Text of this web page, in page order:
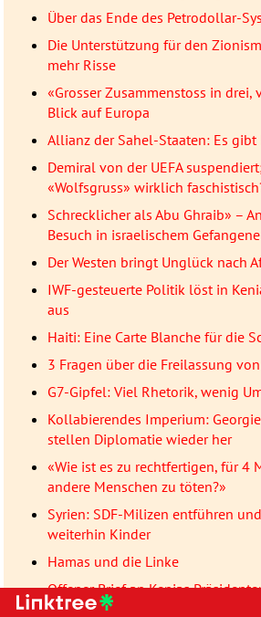
Über das Ende des Petrodollar-
Die Unterstützung für den
mehr Risse
«Grosser Zusammenstoss in drei,
Blick auf Europa
Allianz der Sahel-Staaten: Es
Demiral von der UEFA
«Wolfsgruss» wirklich
Schrecklicher als Abu Ghraib» –
Besuch in israelischem
Der Westen bringt Unglück nach
IWF-gesteuerte Politik löst in
aus
Haiti: Eine Carte Blanche für die
3 Fragen über die Freilassung
G7-Gipfel: Viel Rhetorik, wenig
Kollabierendes Imperium:
stellen Diplomatie wieder her
«Wie ist es zu rechtfertigen, für 4
andere Menschen zu töten?»
Syrien: SDF-Milizen entführen
weiterhin Kinder
Hamas und die Linke
Offener Brief an Kenias